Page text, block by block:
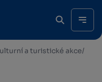
a turistické akce/